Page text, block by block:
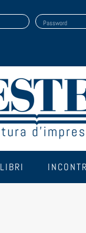
Password
LIBRI